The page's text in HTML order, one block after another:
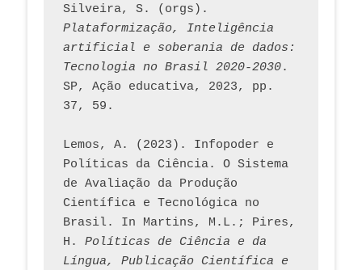
Plataformização, Inteligência
artificial e soberania de dados:
Tecnologia no Brasil 2020-2030.
SP, Ação educativa, 2023, pp.
37, 59.
Lemos, A. (2023). Infopoder e
Políticas da Ciência. O Sistema
de Avaliação da Produção
Científica e Tecnológica no
Brasil. In Martins, M.L.; Pires,
H. Políticas de Ciência e da
Língua, Publicação Científica e